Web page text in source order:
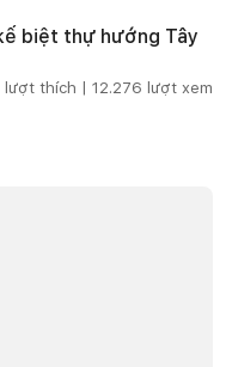
biệt thự hướng Tây
lượt thích | 12.276 lượt xem